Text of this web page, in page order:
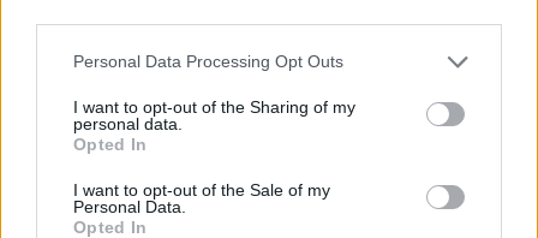
Personal Data Processing Opt Outs
I want to opt-out of the Sharing of my
personal data.
Opted In
I want to opt-out of the Sale of my
Personal Data.
Opted In